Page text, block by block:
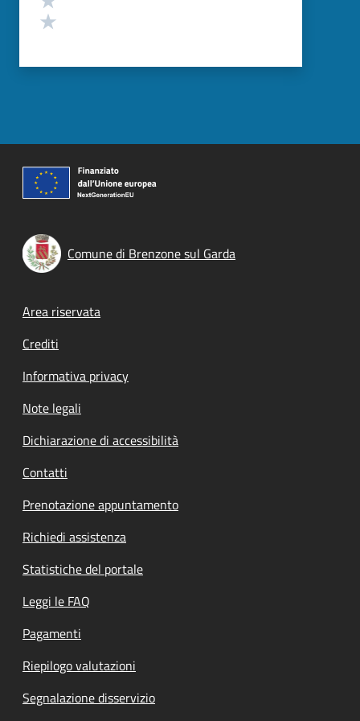
Comune di Brenzone sul Garda
Footer menu
Area riservata
Crediti
Informativa privacy
Note legali
Dichiarazione di accessibilità
Contatti
Prenotazione appuntamento
Richiedi assistenza
Statistiche del portale
Leggi le FAQ
Pagamenti
Riepilogo valutazioni
Segnalazione disservizio